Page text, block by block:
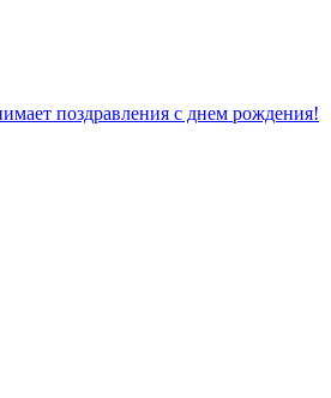
поздравления с днем рождения!